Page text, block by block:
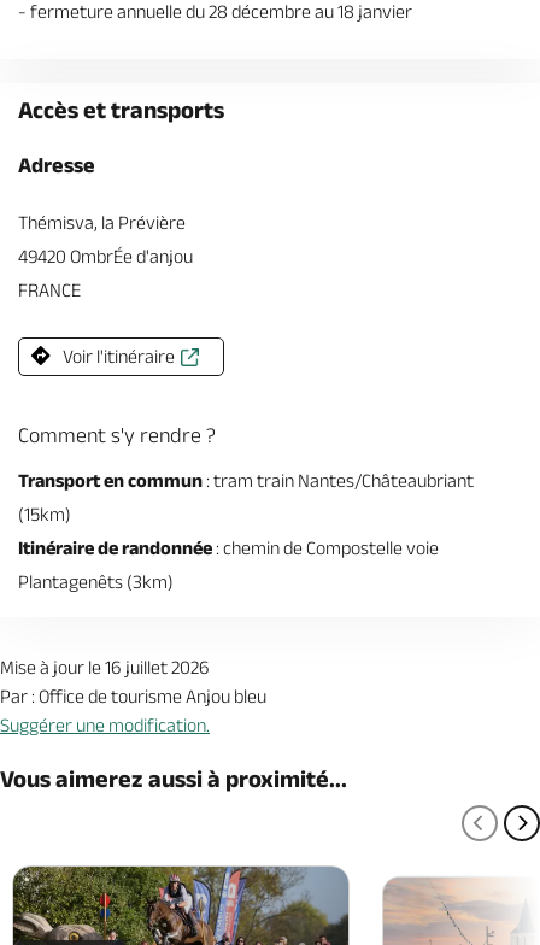
- fermeture annuelle du 28 décembre au 18 janvier
Accès et transports
Adresse
Thémisva, la Prévière
49420 OmbrÉe d'anjou
FRANCE
Voir l'itinéraire
Comment s'y rendre ?
Transport en commun : tram train Nantes/Châteaubriant
(15km)
Itinéraire de randonnée : chemin de Compostelle voie
Plantagenêts (3km)
Mise à jour le 16 juillet 2026
Par : Office de tourisme Anjou bleu
Suggérer une modification.
Vous aimerez aussi à proximité...